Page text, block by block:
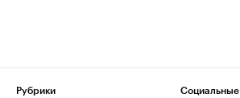
Рубрики
Социальные